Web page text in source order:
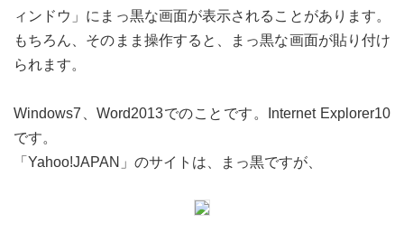
ィンドウ」にまっ黒な画面が表示されることがあります。
もちろん、そのまま操作すると、まっ黒な画面が貼り付け
られます。
Windows7、Word2013でのことです。Internet Explorer10
です。
「Yahoo!JAPAN」のサイトは、まっ黒ですが、